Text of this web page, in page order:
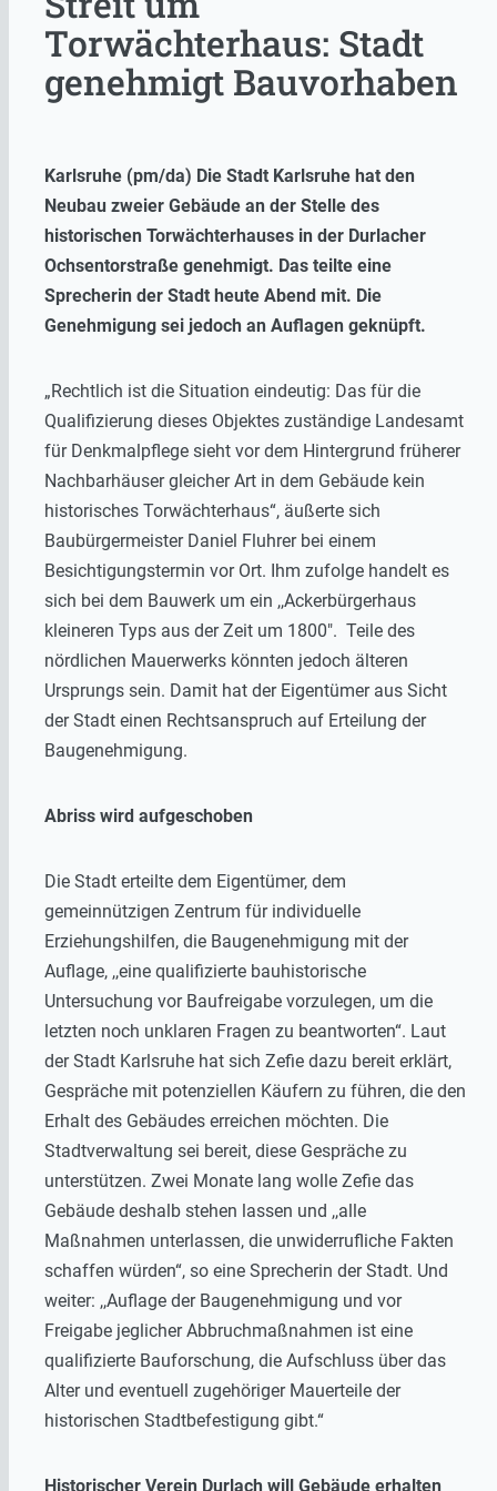
Torwächterhaus: Stadt
genehmigt Bauvorhaben
Karlsruhe (pm/da) Die Stadt Karlsruhe hat den
Neubau zweier Gebäude an der Stelle des
historischen Torwächterhauses in der Durlacher
Ochsentorstraße genehmigt. Das teilte eine
Sprecherin der Stadt heute Abend mit. Die
Genehmigung sei jedoch an Auflagen geknüpft.
„Rechtlich ist die Situation eindeutig: Das für die
Qualifizierung dieses Objektes zuständige Landesamt
für Denkmalpflege sieht vor dem Hintergrund früherer
Nachbarhäuser gleicher Art in dem Gebäude kein
historisches Torwächterhaus“, äußerte sich
Baubürgermeister Daniel Fluhrer bei einem
Besichtigungstermin vor Ort. Ihm zufolge handelt es
sich bei dem Bauwerk um ein ,,Ackerbürgerhaus
kleineren Typs aus der Zeit um 1800″. Teile des
nördlichen Mauerwerks könnten jedoch älteren
Ursprungs sein. Damit hat der Eigentümer aus Sicht
der Stadt einen Rechtsanspruch auf Erteilung der
Baugenehmigung.
Abriss wird aufgeschoben
Die Stadt erteilte dem Eigentümer, dem
gemeinnützigen Zentrum für individuelle
Erziehungshilfen, die Baugenehmigung mit der
Auflage, ,,eine qualifizierte bauhistorische
Untersuchung vor Baufreigabe vorzulegen, um die
letzten noch unklaren Fragen zu beantworten“. Laut
der Stadt Karlsruhe hat sich Zefie dazu bereit erklärt,
Gespräche mit potenziellen Käufern zu führen, die den
Erhalt des Gebäudes erreichen möchten. Die
Stadtverwaltung sei bereit, diese Gespräche zu
unterstützen. Zwei Monate lang wolle Zefie das
Gebäude deshalb stehen lassen und ,,alle
Maßnahmen unterlassen, die unwiderrufliche Fakten
schaffen würden“, so eine Sprecherin der Stadt. Und
weiter: ,,Auflage der Baugenehmigung und vor
Freigabe jeglicher Abbruchmaßnahmen ist eine
qualifizierte Bauforschung, die Aufschluss über das
Alter und eventuell zugehöriger Mauerteile der
historischen Stadtbefestigung gibt.“
Historischer Verein Durlach will Gebäude erhalten